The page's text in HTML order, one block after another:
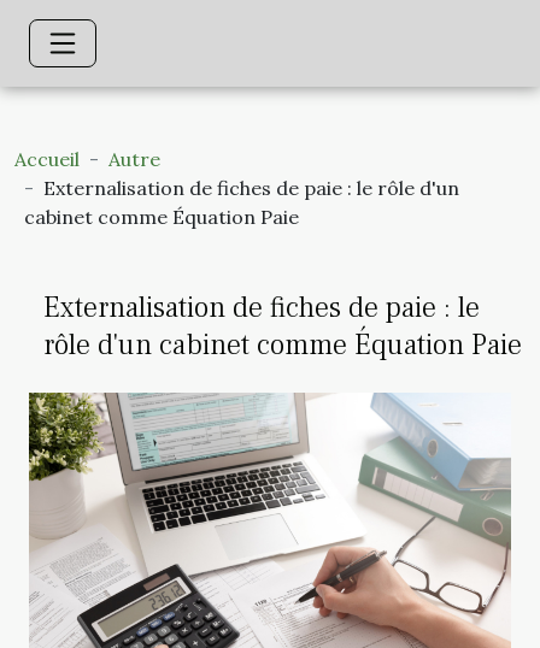
Accueil
Autre
Externalisation de fiches de paie : le rôle d'un
cabinet comme Équation Paie
Externalisation de fiches de paie : le
rôle d'un cabinet comme Équation Paie